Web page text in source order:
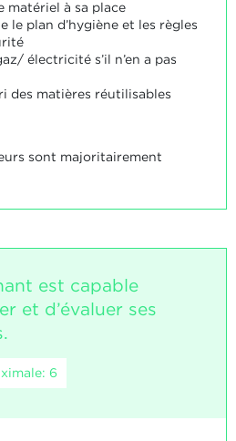
matériel à sa place
le plan d’hygiène et les règles
électricité s’il n’en a pas
des matières réutilisables
sont majoritairement
est capable
et d’évaluer ses
6